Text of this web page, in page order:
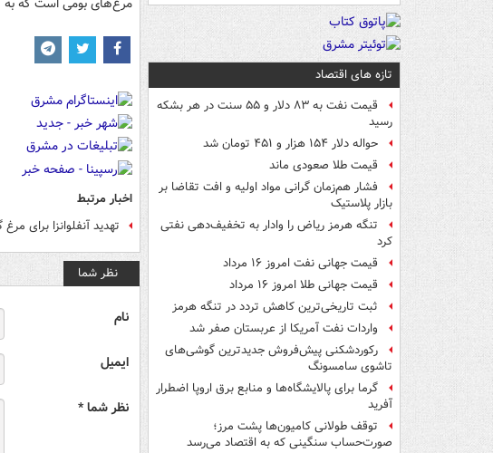
تازه های اقتصاد
قیمت نفت به ۸۳ دلار و ۵۵ سنت در هر بشکه
رسید
حواله دلار ۱۵۴ هزار و ۴۵۱ تومان شد
قیمت طلا صعودی ماند
فشار هم‌زمان گرانی مواد اولیه و افت تقاضا بر
بازار پلاستیک
تنگه هرمز ریاض را وادار به تخفیف‌دهی نفتی
کرد
قیمت جهانی نفت امروز ۱۶ مرداد
قیمت جهانی طلا امروز ۱۶ مرداد
ثبت تاریخی‌ترین کاهش تردد در تنگه هرمز
واردات نفت آمریکا از عربستان صفر شد
رکوردشکنی پیش‌فروش جدیدترین گوشی‌های
تاشوی سامسونگ
گرما برای پالایشگاه‌ها و منابع برق اروپا اضطرار
آفرید
توقف طولانی کامیون‌ها پشت مرز؛
صورت‌حساب سنگینی که به اقتصاد می‌رسد
اخبار مرتبط
تهدید آنفلوانزا برای
نظر شما
نام
ایمیل
نظر شما *